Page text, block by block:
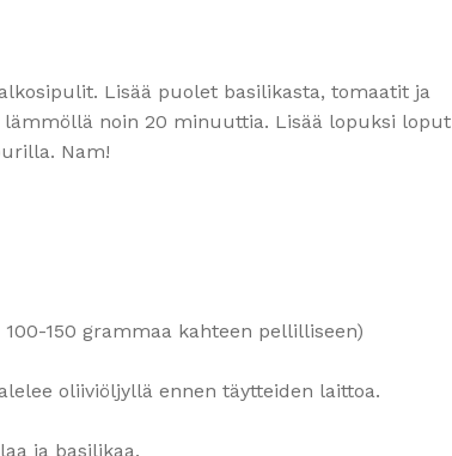
Lisää puolet basilikasta, tomaatit ja
noin 20 minuuttia. Lisää lopuksi loput
Nam!
150 grammaa kahteen pellilliseen)
oliiviöljyllä ennen täytteiden laittoa.
ja basilikaa.